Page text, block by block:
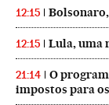
12:15
12:15 Lula, uma
21:14
O
impostos para